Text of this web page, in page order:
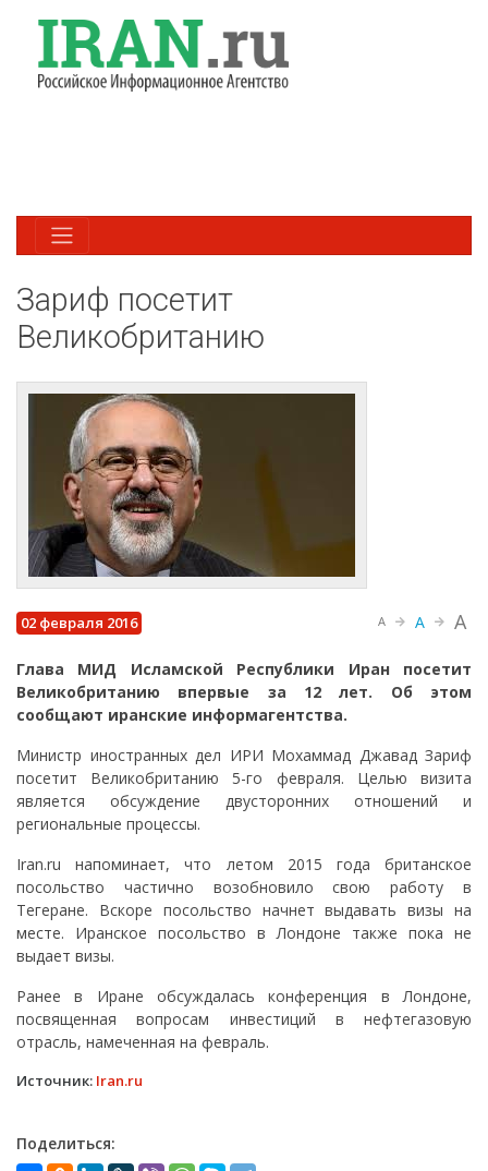
Зариф посетит
Великобританию
02 февраля 2016 A A A
Глава МИД Исламской Республики Иран посетит
Великобританию впервые за 12 лет. Об этом
сообщают иранские информагентства.
Министр иностранных дел ИРИ Мохаммад Джавад Зариф
посетит Великобританию 5-го февраля. Целью визита
является обсуждение двусторонних отношений и
региональные процессы.
Iran.ru напоминает, что летом 2015 года британское
посольство частично возобновило свою работу в
Тегеране. Вскоре посольство начнет выдавать визы на
месте. Иранское посольство в Лондоне также пока не
выдает визы.
Ранее в Иране обсуждалась конференция в Лондоне,
посвященная вопросам инвестиций в нефтегазовую
отрасль, намеченная на февраль.
Источник: Iran.ru
Поделиться: